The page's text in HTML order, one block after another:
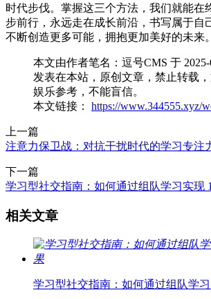
时代步伐。掌握这三个方法，我们就能在
步前行，永远走在成长前沿，书写属于自
不断创造更多可能，拥抱更加美好的未来。
本文由作者笔名：逗号CMS 于 2025-
发表在本站，原创文章，禁止转载
娱乐参考，不能盲信。
本文链接： https://www.344555.xyz/
上一篇
注意力保卫战：对抗干扰时代的学习专注
下一篇
学习型社交指南：如何通过组队学习实现
相关文章
学习型社交指南：如何通过组队学